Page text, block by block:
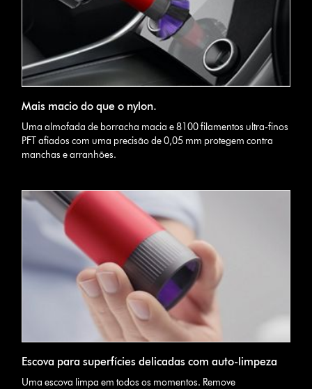
Mais macio do que o nylon.
Uma almofada de borracha macia e 8100 filamentos ultra-finos
PFT afiados com uma precisão de 0,05 mm protegem contra
manchas e arranhões.
Escova para superfícies delicadas com auto-limpeza
Uma escova limpa em todos os momentos. Remove